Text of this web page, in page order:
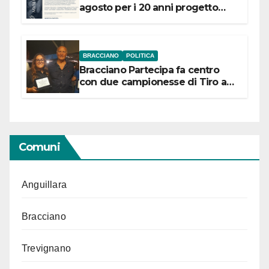
agosto per i 20 anni progetto
BRACCIANO POLITICA
Bracciano Partecipa fa centro
con due campionesse di Tiro a
Comuni
Anguillara
Bracciano
Trevignano